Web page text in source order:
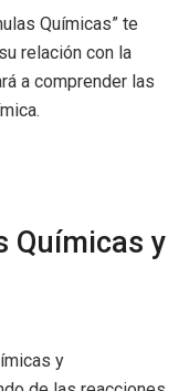
Químicas” te
relación con la
a comprender las
Químicas y
y